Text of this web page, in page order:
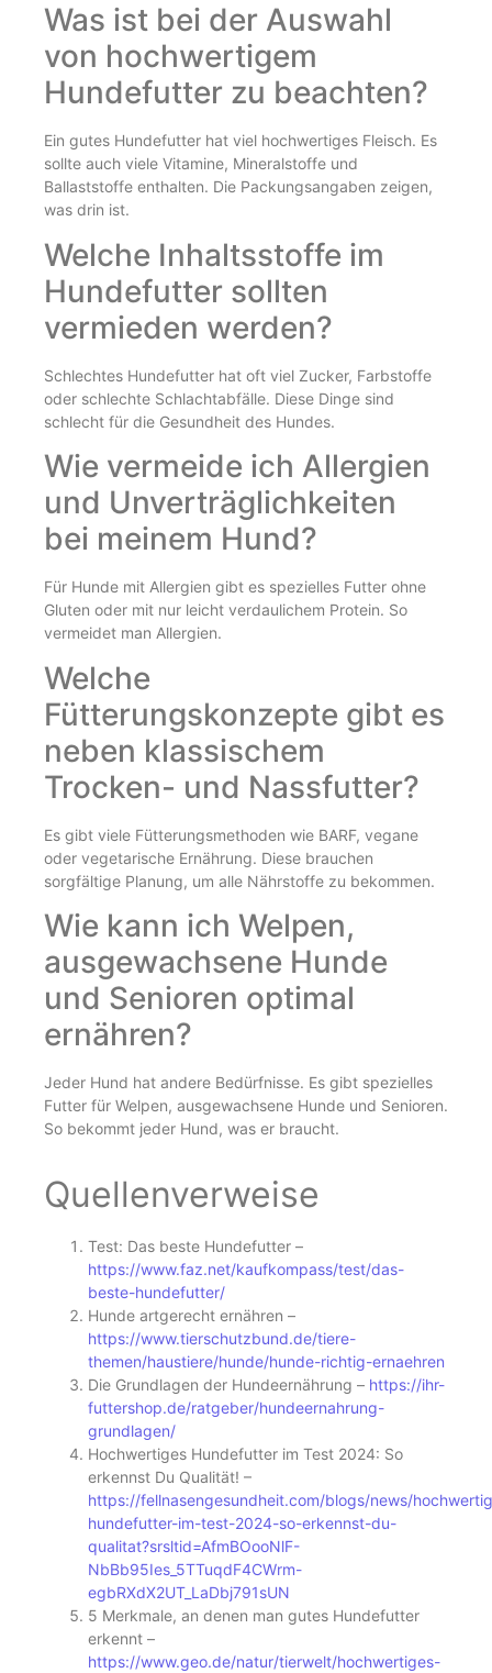
Was ist bei der Auswahl
von hochwertigem
Hundefutter zu beachten?
Ein gutes Hundefutter hat viel hochwertiges Fleisch. Es
sollte auch viele Vitamine, Mineralstoffe und
Ballaststoffe enthalten. Die Packungsangaben zeigen,
was drin ist.
Welche Inhaltsstoffe im
Hundefutter sollten
vermieden werden?
Schlechtes Hundefutter hat oft viel Zucker, Farbstoffe
oder schlechte Schlachtabfälle. Diese Dinge sind
schlecht für die Gesundheit des Hundes.
Wie vermeide ich Allergien
und Unverträglichkeiten
bei meinem Hund?
Für Hunde mit Allergien gibt es spezielles Futter ohne
Gluten oder mit nur leicht verdaulichem Protein. So
vermeidet man Allergien.
Welche
Fütterungskonzepte gibt es
neben klassischem
Trocken- und Nassfutter?
Es gibt viele Fütterungsmethoden wie BARF, vegane
oder vegetarische Ernährung. Diese brauchen
sorgfältige Planung, um alle Nährstoffe zu bekommen.
Wie kann ich Welpen,
ausgewachsene Hunde
und Senioren optimal
ernähren?
Jeder Hund hat andere Bedürfnisse. Es gibt spezielles
Futter für Welpen, ausgewachsene Hunde und Senioren.
So bekommt jeder Hund, was er braucht.
Quellenverweise
Test: Das beste Hundefutter –
https://www.faz.net/kaufkompass/test/das-
beste-hundefutter/
Hunde artgerecht ernähren –
https://www.tierschutzbund.de/tiere-
themen/haustiere/hunde/hunde-richtig-ernaehren
Die Grundlagen der Hundeernährung – https://ihr-
futtershop.de/ratgeber/hundeernahrung-
grundlagen/
Hochwertiges Hundefutter im Test 2024: So
erkennst Du Qualität! –
https://fellnasengesundheit.com/blogs/news/
hundefutter-im-test-2024-so-erkennst-du-
qualitat?srsltid=AfmBOooNlF-
NbBb95Ies_5TTuqdF4CWrm-
egbRXdX2UT_LaDbj791sUN
5 Merkmale, an denen man gutes Hundefutter
erkennt –
https://www.geo.de/natur/tierwelt/hochwertiges-